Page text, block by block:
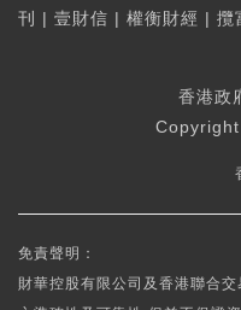
刊
| 壹財信 | 權衡財經 | 攬
香港政
免責聲明：
財華控股有限公司及香港聯合